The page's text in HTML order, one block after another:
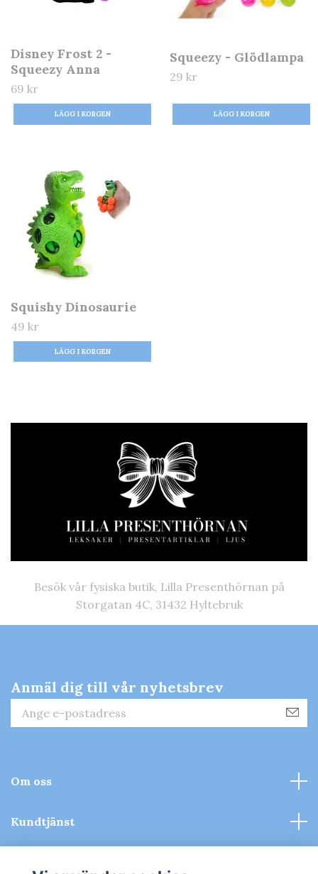
Besök vår fysiska butik, Lilla Presenthörnan på
Storgatan 4C, 31432 Hyltebruk
Disney Frost 2 -
Squeezy Anna
69 kr
Squeezy - Glödlampa
29 kr
Squishy Dinosaurie
49 kr
Anmäl dig till vår nyhetsbrev
Om oss
Kundtjänst